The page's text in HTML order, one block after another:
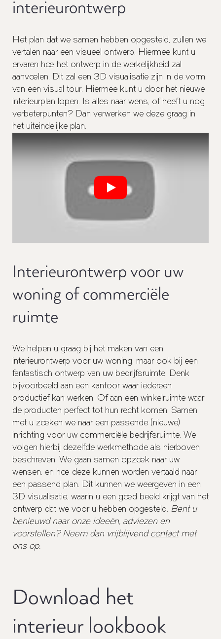
interieurontwerp
Het plan dat we samen hebben opgesteld, zullen we
vertalen naar een visueel ontwerp. Hiermee kunt u
ervaren hoe het ontwerp in de werkelijkheid zal
aanvoelen. Dit zal een 3D visualisatie zijn in de vorm
van een visual tour. Hiermee kunt u door het nieuwe
interieurplan lopen. Is alles naar wens, of heeft u nog
verbeterpunten? Dan verwerken we deze graag in
het uiteindelijke plan.
Play
Interieurontwerp voor uw
woning of commerciële
ruimte
We helpen u graag bij het maken van een
interieurontwerp voor uw woning, maar ook bij een
fantastisch ontwerp van uw bedrijfsruimte. Denk
bijvoorbeeld aan een kantoorwaar iedereen
productief kan werken. Of aan een winkelruimte waar
de producten perfect tot hun recht komen. Samen
met u zoeken we naar een passende (nieuwe)
inrichting voor uw commerciële bedrijfsruimte. We
volgen hierbij dezelfde werkmethode als hierboven
beschreven. We gaan samen opzoek naar uw
wensen, en hoe deze kunnen worden vertaald naar
een passend plan. Dit kunnen we weergeven in een
3D visualisatie, waarin u een goed beeld krijgt van het
ontwerp dat we voor u hebben opgesteld. Bent u
benieuwd naar onze ideeën, adviezen en
voorstellen? Neem dan vrijblijvend contactmet
ons op.
Download het
interieur lookbook